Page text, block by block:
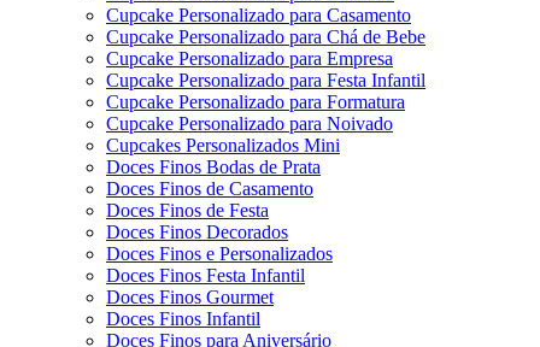
Cupcake Personalizado para Casamento
Cupcake Personalizado para Chá de Bebe
Cupcake Personalizado para Empresa
Cupcake Personalizado para Festa Infantil
Cupcake Personalizado para Formatura
Cupcake Personalizado para Noivado
Cupcakes Personalizados Mini
Doces Finos Bodas de Prata
Doces Finos de Casamento
Doces Finos de Festa
Doces Finos Decorados
Doces Finos e Personalizados
Doces Finos Festa Infantil
Doces Finos Gourmet
Doces Finos Infantil
Doces Finos para Aniversário